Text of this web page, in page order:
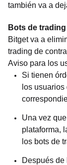
también va a
Bots de
Bitget va a
trading de
Aviso para los
Si tienen
los
Una vez
plataforma,
los bots de
Después